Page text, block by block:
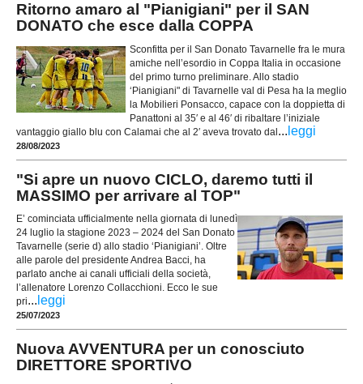
Ritorno amaro al "Pianigiani" per il SAN
DONATO che esce dalla COPPA
Sconfitta per il San Donato Tavarnelle fra le mura
amiche nell’esordio in Coppa Italia in occasione
del primo turno preliminare. Allo stadio
‘Pianigiani" di Tavarnelle val di Pesa ha la meglio
la Mobilieri Ponsacco, capace con la doppietta di
Panattoni al 35′ e al 46′ di ribaltare l’iniziale
vantaggio giallo blu con Calamai che al 2′ aveva trovato dal... leggi
28/08/2023
"Si apre un nuovo CICLO, daremo tutti il
MASSIMO per arrivare al TOP"
E’ cominciata ufficialmente nella giornata di lunedì
24 luglio la stagione 2023 – 2024 del San Donato
Tavarnelle (serie d) allo stadio ‘Pianigiani’. Oltre
alle parole del presidente Andrea Bacci, ha
parlato anche ai canali ufficiali della società,
l’allenatore Lorenzo Collacchioni. Ecco le sue
pri... leggi
25/07/2023
Nuova AVVENTURA per un conosciuto
DIRETTORE SPORTIVO